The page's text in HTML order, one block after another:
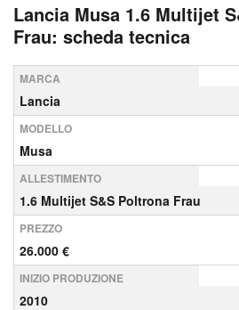
Lancia Musa 1.6 Multijet
Frau: scheda tecnica
MARCA
Lancia
MODELLO
Musa
ALLESTIMENTO
1.6 Multijet S&S Poltrona Frau
PREZZO
26.000 €
INIZIO PRODUZIONE
2010